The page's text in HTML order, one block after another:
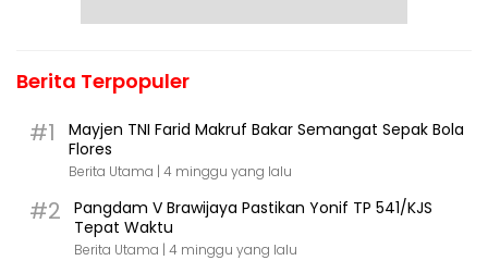
Berita Terpopuler
#1
Mayjen TNI Farid Makruf Bakar Semangat Sepak Bola
Flores
Berita Utama | 4 minggu yang lalu
#2
Pangdam V Brawijaya Pastikan Yonif TP 541/KJS
Tepat Waktu
Berita Utama | 4 minggu yang lalu